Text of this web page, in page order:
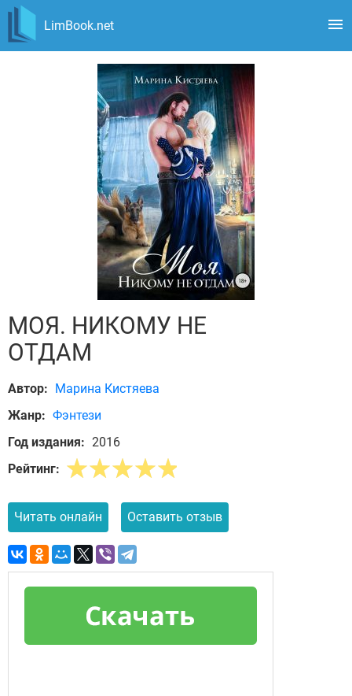
LimBook.net
МОЯ. НИКОМУ НЕ
ОТДАМ
Автор: Марина Кистяева
Жанр: Фэнтези
Год издания: 2016
Рейтинг:
Читать онлайн Оставить отзыв